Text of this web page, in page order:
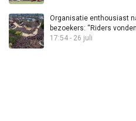
Organisatie enthousiast
bezoekers: “Riders
17:54 - 26 juli